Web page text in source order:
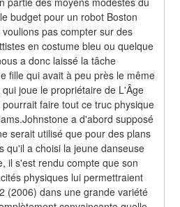
budget pour un robot Boston
pas compter sur des
en costume bleu ou quelque
a donc laissé la tâche
fille qui avait à peu près le même
joue le propriétaire de L'Âge
faire tout ce truc physique
a d'abord supposé
serait utilisé que pour des plans
qu'il a choisi la jeune danseuse
il s'est rendu compte que son
physiques lui permettraient
(2006) dans une grande variété